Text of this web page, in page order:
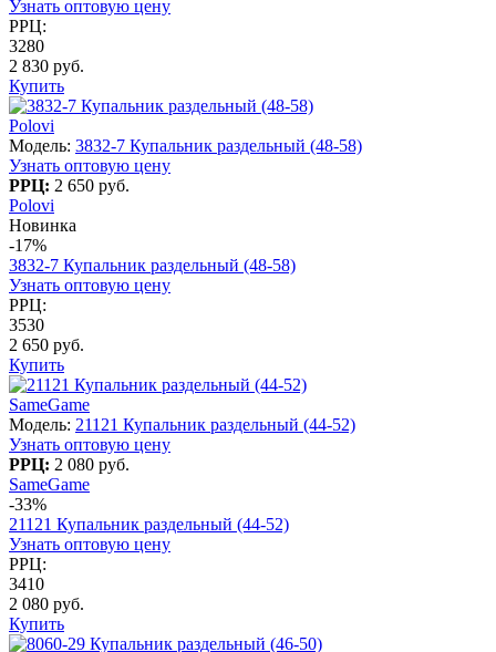
Узнать оптовую цену
РРЦ:
3280
2 830 руб.
Купить
Polovi
Модель: 3832-7 Купальник раздельный (48-58)
Узнать оптовую цену
РРЦ: 2 650 руб.
Polovi
Новинка
-17%
3832-7 Купальник раздельный (48-58)
Узнать оптовую цену
РРЦ:
3530
2 650 руб.
Купить
SameGame
Модель: 21121 Купальник раздельный (44-52)
Узнать оптовую цену
РРЦ: 2 080 руб.
SameGame
-33%
21121 Купальник раздельный (44-52)
Узнать оптовую цену
РРЦ:
3410
2 080 руб.
Купить